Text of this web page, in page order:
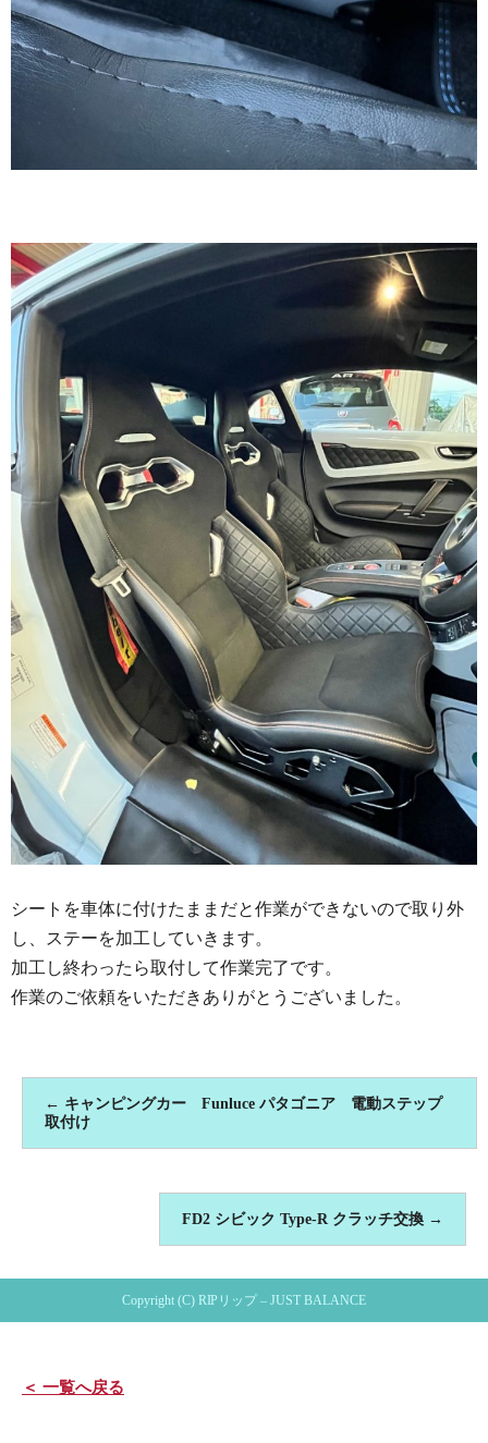
シートを車体に付けたままだと作業ができないので取り外
し、ステーを加工していきます。
加工し終わったら取付して作業完了です。
作業のご依頼をいただきありがとうございました。
← キャンピングカー Funluce パタゴニア 電動ステップ
取付け
FD2 シビック Type-R クラッチ交換 →
Copyright (C) RIPリップ – JUST BALANCE
＜ 一覧へ戻る